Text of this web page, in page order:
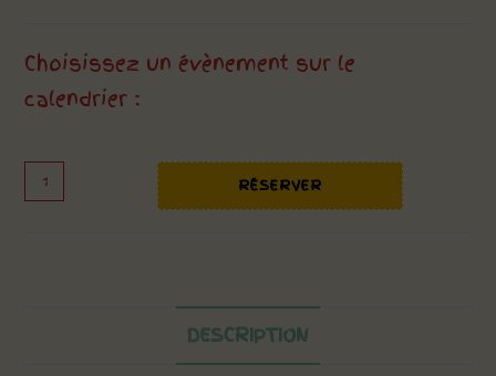
Choisissez un évènement sur le
calendrier :
quantité
de
RÉSERVER
DESCRIPTION